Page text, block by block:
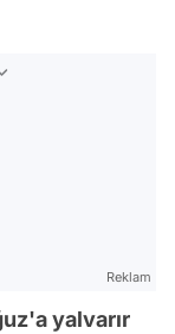
Reklam
yalvarır